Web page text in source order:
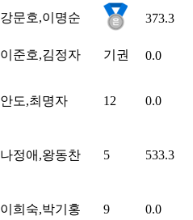
강문호,이명순 373.3
이준호,김정자 기권 0.0
안도,최명자 12 0.0
나정애,왕동찬 5 533.3
이희숙,박기홍 9 0.0